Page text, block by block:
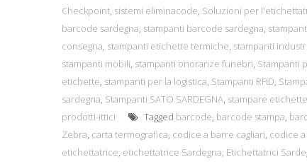
Checkpoint sistemi eliminacode Soluzioni per
barcode sardegna stampanti barcode sardegna
consegna stampanti etichette termiche stampanti
stampanti mobili stampanti onoranze funebri Stampanti
etichette stampanti per la logistica Stampanti RFID
sardegna Stampanti SATO SARDEGNA stampare
prodotti-ittici
Tagged barcode barcode stampa
Zebra carta termografica codice a barre cagliari codice
etichettatrice etichettatrice Sardegna Etichettatrici